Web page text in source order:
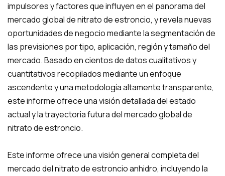
impulsores y factores que influyen en el panorama del
mercado global de nitrato de estroncio, y revela nuevas
oportunidades de negocio mediante la segmentación de
las previsiones por tipo, aplicación, región y tamaño del
mercado. Basado en cientos de datos cualitativos y
cuantitativos recopilados mediante un enfoque
ascendente y una metodología altamente transparente,
este informe ofrece una visión detallada del estado
actual y la trayectoria futura del mercado global de
nitrato de estroncio.
Este informe ofrece una visión general completa del
mercado del nitrato de estroncio anhidro, incluyendo la